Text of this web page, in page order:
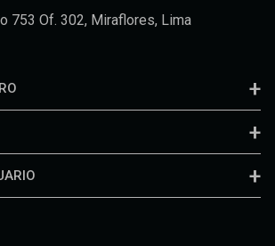
753 Of. 302, Miraflores, Lima